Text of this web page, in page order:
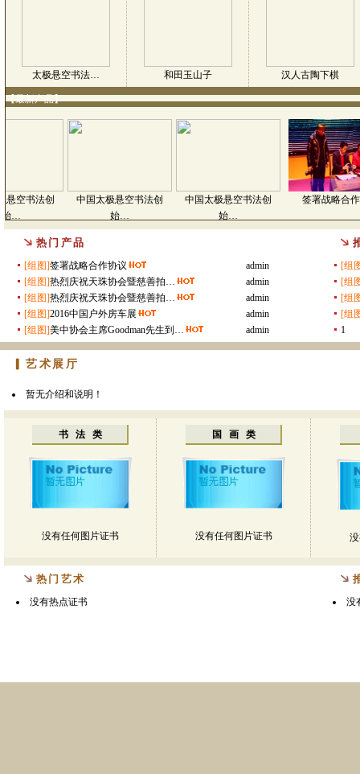
太极悬空书法… 和田玉山子 汉人古陶下棋
【最新产品】
法创
中国太极悬空书法创
中国太极悬空书法创
签署战略合作协议
热门产品
[组图]签署战略合作协议
admin
[组图]热烈庆祝天珠协会暨慈善拍…
admin
[组图]热烈庆祝天珠协会暨慈善拍…
admin
[组图]2016中国户外房车展
admin
[组图]美中协会主席Goodman先生到… admin
[组
[组
[组
[组
1
▎艺术展厅
暂无介绍和说明！
书 法 类
没有任何图片证书
国 画 类
没有任何图片证书
热门艺术
没有热点证书 没